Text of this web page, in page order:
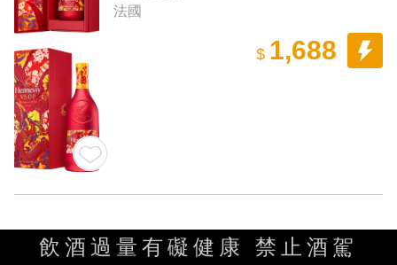
法國
$ 1,688
Hennessy, V.S.O.P Cognac
飲酒過量有礙健康 禁止酒駕